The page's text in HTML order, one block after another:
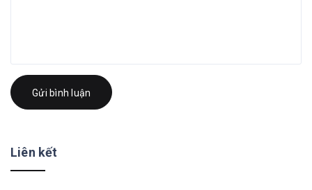
Gửi bình luận
Liên kết